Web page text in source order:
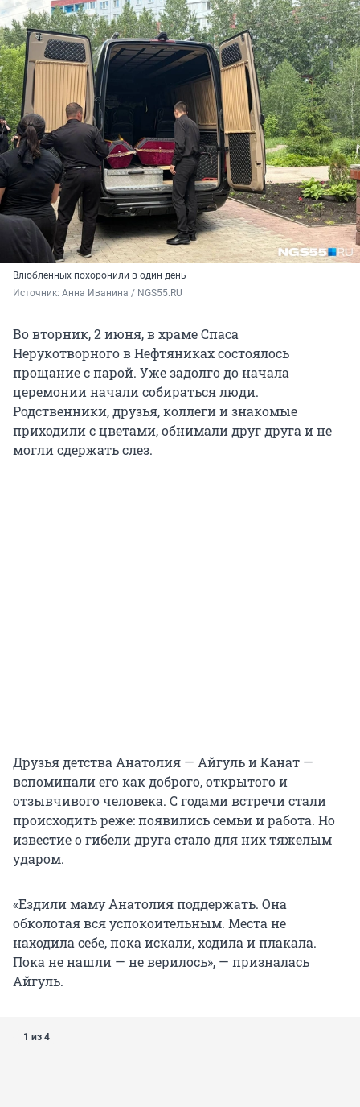
Влюбленных похоронили в один день
Источник: Анна Иванина / NGS55.RU
Во вторник, 2 июня, в храме Спаса
Нерукотворного в Нефтяниках состоялось
прощание с парой. Уже задолго до начала
церемонии начали собираться люди.
Родственники, друзья, коллеги и знакомые
приходили с цветами, обнимали друг друга и не
могли сдержать слез.
Друзья детства Анатолия — Айгуль и Канат —
вспоминали его как доброго, открытого и
отзывчивого человека. С годами встречи стали
происходить реже: появились семьи и работа. Но
известие о гибели друга стало для них тяжелым
ударом.
«Ездили маму Анатолия поддержать. Она
обколотая вся успокоительным. Места не
находила себе, пока искали, ходила и плакала.
Пока не нашли — не верилось», — призналась
Айгуль.
1 из 4